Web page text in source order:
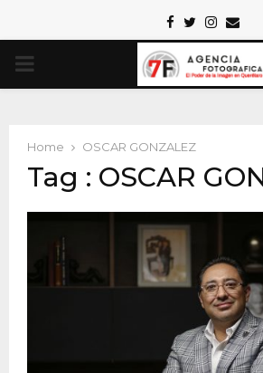
Facebook
Twitter
PRIMARY
Home OSCAR GONZALEZ
Tag : OSCAR